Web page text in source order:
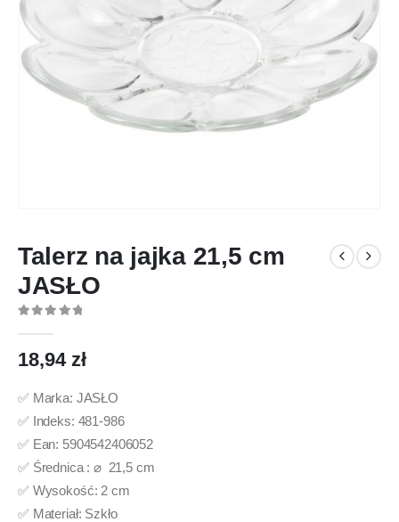
Talerz na jajka 21,5 cm
JASŁO
18,94 zł
✅ Marka: JASŁO
✅ Indeks: 481-986
✅ Ean: 5904542406052
✅ Średnica : ⌀ 21,5 cm
✅ Wysokość: 2 cm
✅ Materiał: Szkło